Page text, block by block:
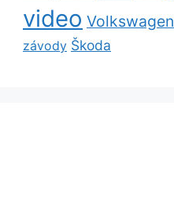
video Volkswagen
závody Škoda